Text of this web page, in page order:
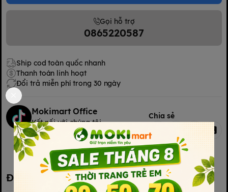
Gọi hỗ trợ
0865220587
Ship cod toàn quốc nhanh
Thanh toán linh hoạt
Đổi trả miễn phí trong 30 ngày
Mokimart Office
Kết nối với chúng tôi
Kết nối với chúng tôi
Chia sẻ
Đặc điểm nổi bật